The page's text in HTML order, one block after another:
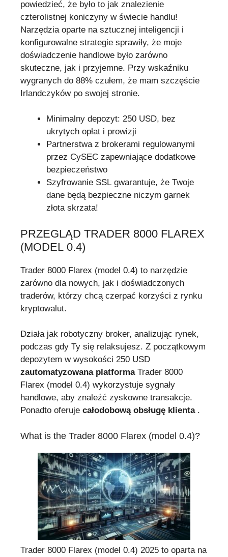
powiedzieć, że było to jak znalezienie
czterolistnej koniczyny w świecie handlu!
Narzędzia oparte na sztucznej inteligencji i
konfigurowalne strategie sprawiły, że moje
doświadczenie handlowe było zarówno
skuteczne, jak i przyjemne. Przy wskaźniku
wygranych do 88% czułem, że mam szczęście
Irlandczyków po swojej stronie.
Minimalny depozyt: 250 USD, bez
ukrytych opłat i prowizji
Partnerstwa z brokerami regulowanymi
przez CySEC zapewniające dodatkowe
bezpieczeństwo
Szyfrowanie SSL gwarantuje, że Twoje
dane będą bezpieczne niczym garnek
złota skrzata!
PRZEGLĄD TRADER 8000 FLAREX
(MODEL 0.4)
Trader 8000 Flarex (model 0.4) to narzędzie
zarówno dla nowych, jak i doświadczonych
traderów, którzy chcą czerpać korzyści z rynku
kryptowalut.
Działa jak robotyczny broker, analizując rynek,
podczas gdy Ty się relaksujesz. Z początkowym
depozytem w wysokości 250 USD
zautomatyzowana platformaTrader 8000
Flarex (model 0.4) wykorzystuje sygnały
handlowe, aby znaleźć zyskowne transakcje.
Ponadto oferuje całodobową obsługę klienta.
What is the Trader 8000 Flarex (model 0.4)?
Trader 8000 Flarex (model 0.4) 2025 to oparta na